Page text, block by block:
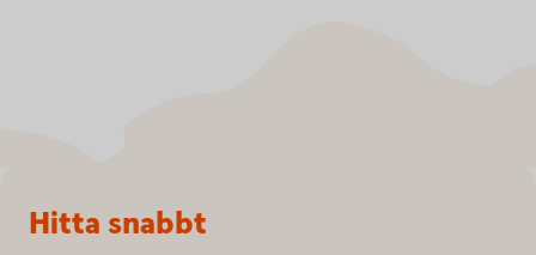
Sidfot
Hitta snabbt